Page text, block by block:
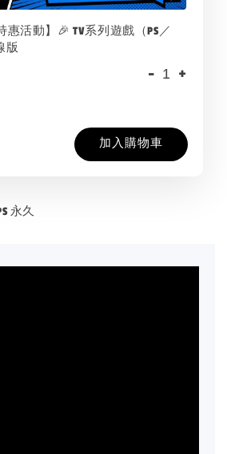
惠活動】🎉 TV系列遊戲（PS／
版
- +
加入購物車
永久